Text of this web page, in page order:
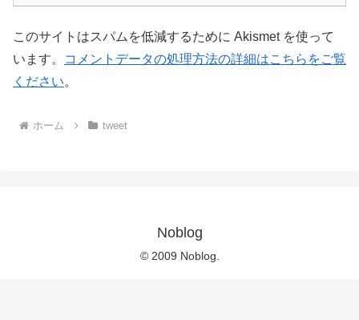
このサイトはスパムを低減するために Akismet を使って
います。
コメントデータの処理方法の詳細はこちらをご覧
ください。
ホーム tweet
Noblog
© 2009 Noblog.